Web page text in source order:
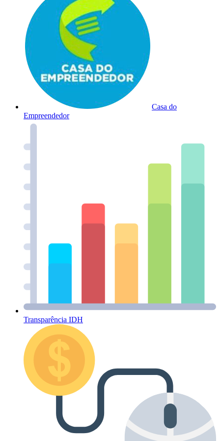
Casa do
Empreendedor
Transparência IDH